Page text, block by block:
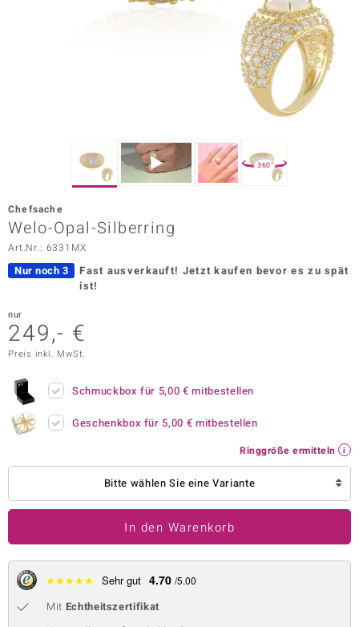
Vogue
BY DE MELO
Collection
360°
Chefsache
Welo-Opal-Silberring
Art.Nr.: 6331MX
Nur noch 3 Fast ausverkauft! Jetzt kaufen bevor es zu spät
ist!
nur
249,- €
Preis inkl. MwSt.
Schmuckbox für 5,00 € mitbestellen
Geschenkbox für 5,00 € mitbestellen
Ringgröße ermitteln
Bitte wählen Sie eine Variante
In den Warenkorb
★★★★★ Sehr gut 4.70 /5.00
Mit Echtheitszertifikat